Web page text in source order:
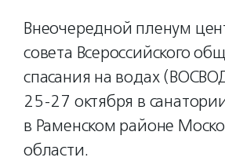
Внеочередной пленум
совета Всероссийского
спасания на водах
25-27 октября в
в Раменском районе
области.